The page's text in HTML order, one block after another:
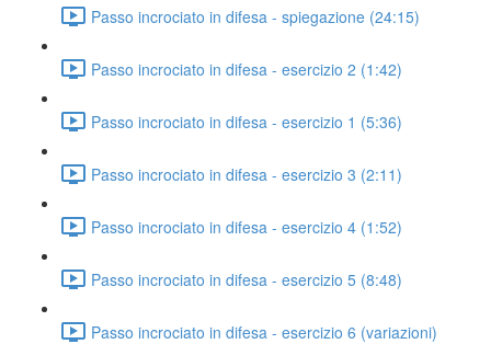
Passo incrociato in difesa - spiegazione (24:15)
Passo incrociato in difesa - esercizio 2 (1:42)
Passo incrociato in difesa - esercizio 1 (5:36)
Passo incrociato in difesa - esercizio 3 (2:11)
Passo incrociato in difesa - esercizio 4 (1:52)
Passo incrociato in difesa - esercizio 5 (8:48)
Passo incrociato in difesa - esercizio 6 (variazioni)